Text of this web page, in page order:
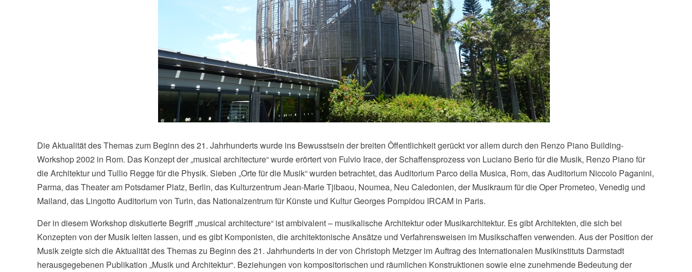
Die Aktualität des Themas zum Beginn des 21. Jahrhunderts wurde ins Bewusstsein der breiten Öffentlichkeit gerückt vor allem durch den Renzo Piano Building-
Workshop 2002 in Rom. Das Konzept der „musical architecture“ wurde erörtert von Fulvio Irace, der Schaffensprozess von Luciano Berio für die Musik, Renzo Piano für
die Architektur und Tullio Regge für die Physik. Sieben „Orte für die Musik“ wurden betrachtet, das Auditorium Parco della Musica, Rom, das Auditorium Niccolo Paganini,
Parma, das Theater am Potsdamer Platz, Berlin, das Kulturzentrum Jean-Marie Tjibaou, Noumea, Neu Caledonien, der Musikraum für die Oper Prometeo, Venedig und
Mailand, das Lingotto Auditorium von Turin, das Nationalzentrum für Künste und Kultur Georges Pompidou IRCAM in Paris.
Der in diesem Workshop diskutierte Begriff „musical architecture“ ist ambivalent – musikalische Architektur oder Musikarchitektur. Es gibt Architekten, die sich bei
Konzepten von der Musik leiten lassen, und es gibt Komponisten, die architektonische Ansätze und Verfahrensweisen im Musikschaffen verwenden. Aus der Position der
Musik zeigte sich die Aktualität des Themas zu Beginn des 21. Jahrhunderts in der von Christoph Metzger im Auftrag des Internationalen Musikinstituts Darmstadt
herausgegebenen Publikation „Musik und Architektur“. Beziehungen von kompositorischen und räumlichen Konstruktionen sowie eine zunehmende Bedeutung der